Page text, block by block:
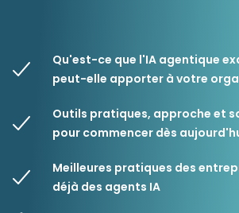
Qu'est-ce que l'IA agentique
peut-elle apporter à votre
Outils pratiques, approche et
pour commencer dès
Meilleures pratiques des
déjà des agents IA